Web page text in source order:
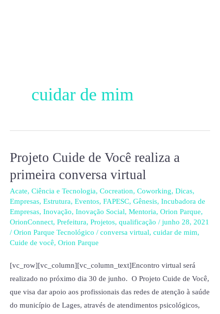
cuidar de mim
Projeto Cuide de Você realiza a
primeira conversa virtual
Acate, Ciência e Tecnologia, Cocreation, Coworking, Dicas,
Empresas, Estrutura, Eventos, FAPESC, Gênesis, Incubadora de
Empresas, Inovação, Inovação Social, Mentoria, Orion Parque,
OrionConnect, Prefeitura, Projetos, qualificação / junho 28, 2021
/ Orion Parque Tecnológico / conversa virtual, cuidar de mim,
Cuide de você, Orion Parque
[vc_row][vc_column][vc_column_text]Encontro virtual será
realizado no próximo dia 30 de junho. O Projeto Cuide de Você,
que visa dar apoio aos profissionais das redes de atenção à saúde
do município de Lages, através de atendimentos psicológicos,
Projeto
Cuide
de
Você
realiza
a
primeira
virtual